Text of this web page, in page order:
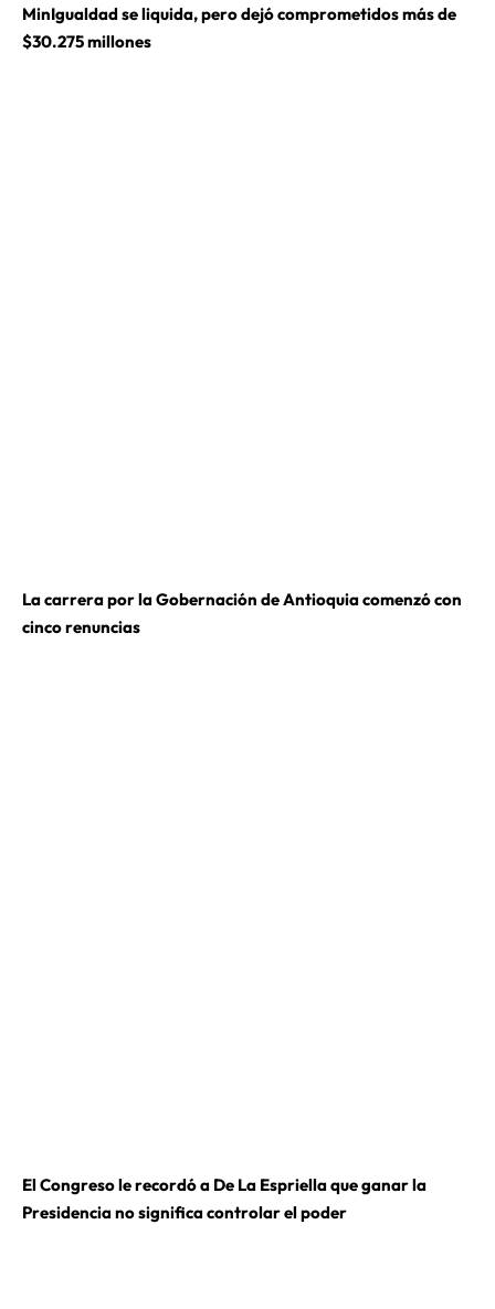
MinIgualdad se liquida, pero dejó comprometidos más de
$30.275 millones
La carrera por la Gobernación de Antioquia comenzó con
cinco renuncias
El Congreso le recordó a De La Espriella que ganar la
Presidencia no significa controlar el poder